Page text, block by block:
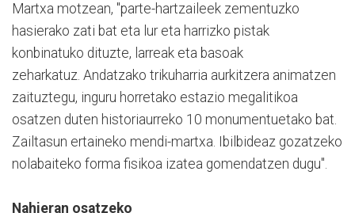
Martxa motzean, "parte-hartzaileek zementuzko
hasierako zati bat eta lur eta harrizko pistak
konbinatuko dituzte, larreak eta basoak
zeharkatuz. Andatzako trikuharria aurkitzera animatzen
zaituztegu, inguru horretako estazio megalitikoa
osatzen duten historiaurreko 10 monumentuetako bat.
Zailtasun ertaineko mendi-martxa. Ibilbideaz gozatzeko
nolabaiteko forma fisikoa izatea gomendatzen dugu".
Nahieran osatzeko